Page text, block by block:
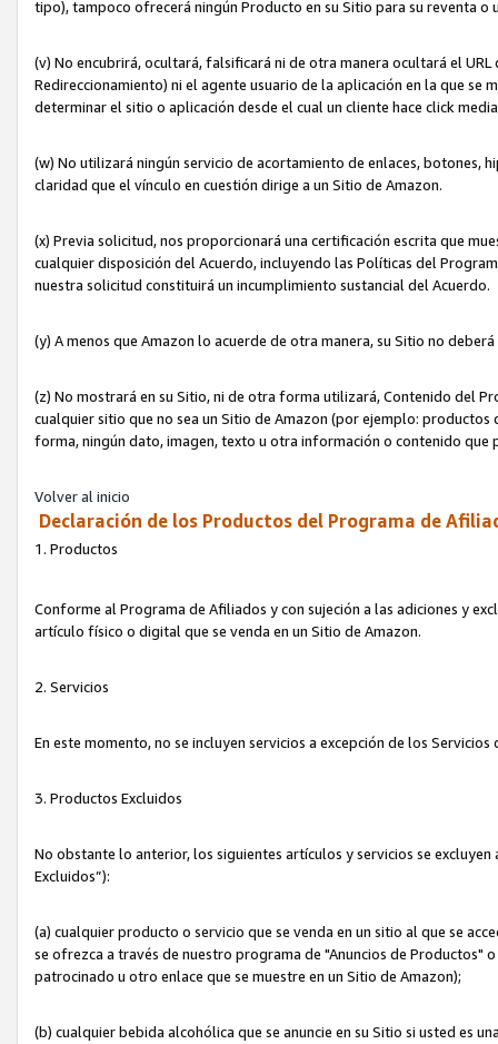
tipo), tampoco ofrecerá ningún Producto en su Sitio para su reventa o
(v) No encubrirá, ocultará, falsificará ni de otra manera ocultará el
Redireccionamiento) ni el agente usuario de la aplicación en la que
determinar el sitio o aplicación desde el cual un cliente hace click
(w) No utilizará ningún servicio de acortamiento de enlaces, botones,
claridad que el vínculo en cuestión dirige a un Sitio de Amazon.
(x) Previa solicitud, nos proporcionará una certificación escrita que
cualquier disposición del Acuerdo, incluyendo las Políticas del
nuestra solicitud constituirá un incumplimiento sustancial del Acuerdo.
(y) A menos que Amazon lo acuerde de otra manera, su Sitio no
(z) No mostrará en su Sitio, ni de otra forma utilizará, Contenido del
cualquier sitio que no sea un Sitio de Amazon (por ejemplo:
forma, ningún dato, imagen, texto u otra información o contenido
Volver al inicio
Declaración de los Productos del Programa de
1. Productos
Conforme al Programa de Afiliados y con sujeción a las adiciones y
artículo físico o digital que se venda en un Sitio de Amazon.
2. Servicios
En este momento, no se incluyen servicios a excepción de los
3. Productos Excluidos
No obstante lo anterior, los siguientes artículos y servicios se
Excluidos”):
(a) cualquier producto o servicio que se venda en un sitio al que se
se ofrezca a través de nuestro programa de "Anuncios de Productos"
patrocinado u otro enlace que se muestre en un Sitio de Amazon);
(b) cualquier bebida alcohólica que se anuncie en su Sitio si usted es